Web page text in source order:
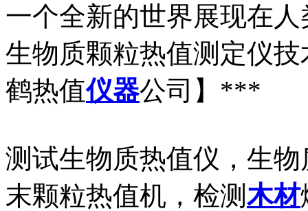
一个全新的世界展现在
生物质颗粒热值测定仪技
鹤热值仪器公司】***
测试生物质热值仪，生
末颗粒热值机，检测 木材